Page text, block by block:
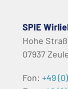
SPIE
Hohe
07937
Fon: +49